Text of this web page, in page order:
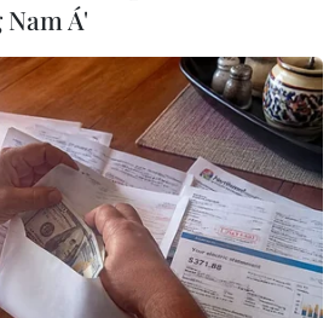
heroin; 32,76 gam
ma túy tổng hợp; 1,03 gam
gam lá hoa cây cần sa
2014, Tòa án Nhân dân tỉnh
phiên tòa xét xử công khai
giai đoạn 1 vụ án vận
bánh heroin và hàng
Á'